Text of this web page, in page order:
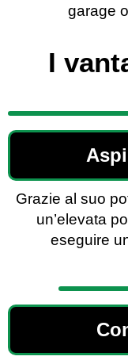
garage
I
Grazie al suo
un’elevata
eseguire